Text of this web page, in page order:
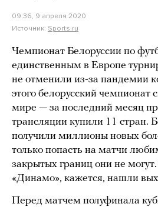
09:36, 9 апреля 2020
Источник: Sports.ru
Чемпионат Белоруссии по
единственным в Европе
не отменили из-за пандемии
этого белорусский чемпионат
мире — за последний месяц
трансляции купили 11 стран.
получили миллионы новых
только попасть на матчи
закрытых границ они не
«Динамо», кажется, нашли
Перед матчем полуфинала